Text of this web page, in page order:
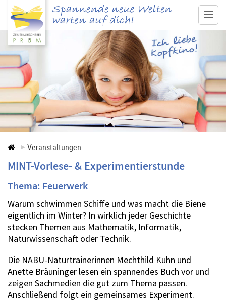
www.buecherei-pruem.de
Medienangebot & Recherche
Ausleihe
Service
Veranstaltungen
Kontakt
Veranstaltungen
MINT-Vorlese- & Experimentierstunde
Thema: Feuerwerk
Warum schwimmen Schiffe und was macht die Biene
eigentlich im Winter? In wirklich jeder Geschichte
stecken Themen aus Mathematik, Informatik,
Naturwissenschaft oder Technik.
Die NABU-Naturtrainerinnen Mechthild Kuhn und
Anette Bräuninger lesen ein spannendes Buch vor und
zeigen Sachmedien die gut zum Thema passen.
Anschließend folgt ein gemeinsames Experiment.